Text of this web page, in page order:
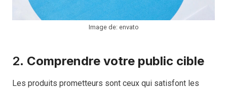
Image de: envato
2. Comprendre votre public cible
Les produits prometteurs sont ceux qui satisfont les